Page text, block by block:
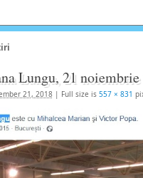
Lungu, 21 noiembrie
21, 2018 | Full size is 557 × 831